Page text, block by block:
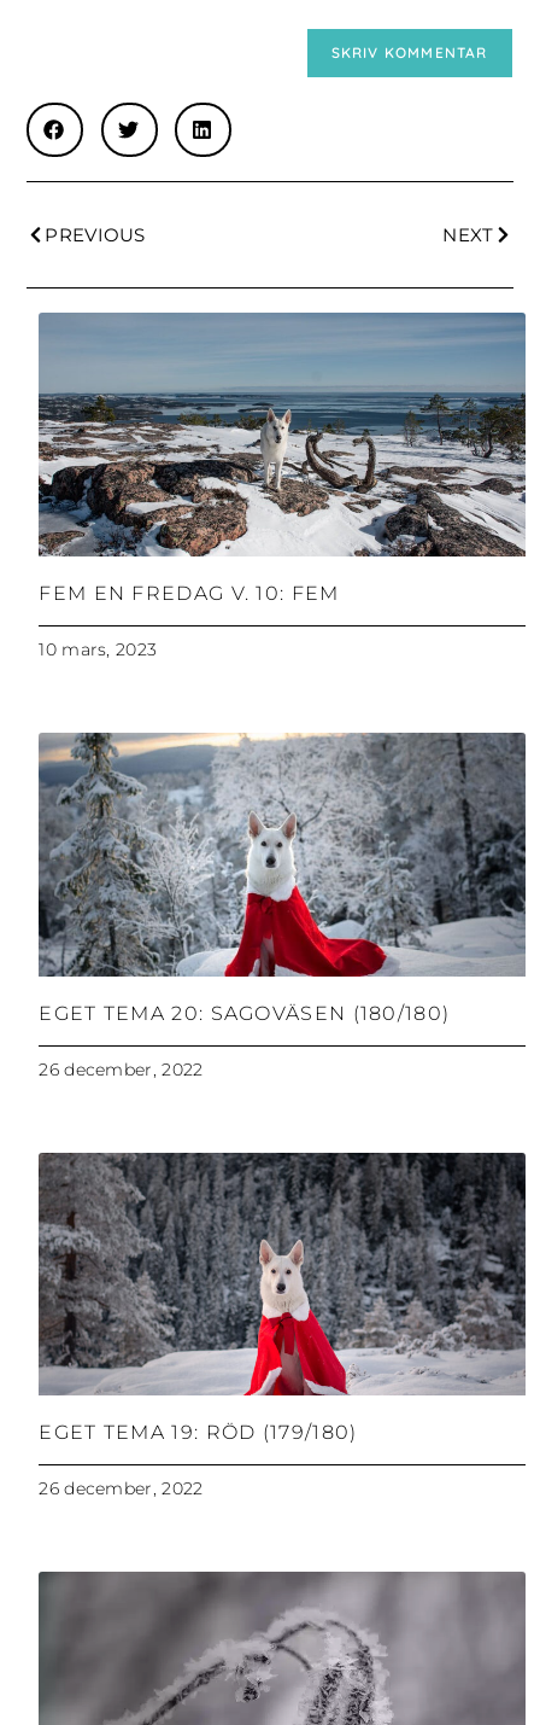
PREVIOUS NEXT
FEM EN FREDAG V. 10: FEM
10 mars, 2023
EGET TEMA 20: SAGOVÄSEN (180/180)
26 december, 2022
EGET TEMA 19: RÖD (179/180)
26 december, 2022